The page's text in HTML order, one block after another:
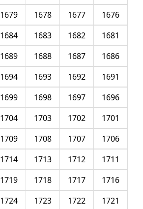
1676
1677
1678
1679
1681
1682
1683
1684
1686
1687
1688
1689
1691
1692
1693
1694
1696
1697
1698
1699
1701
1702
1703
1704
1706
1707
1708
1709
1711
1712
1713
1714
1716
1717
1718
1719
1721
1722
1723
1724